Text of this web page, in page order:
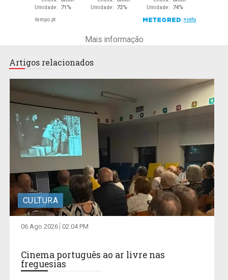
Mais informação
Artigos relacionados
CULTURA
06 Ago 2026 02:04 PM
Cinema português ao ar livre nas
freguesias